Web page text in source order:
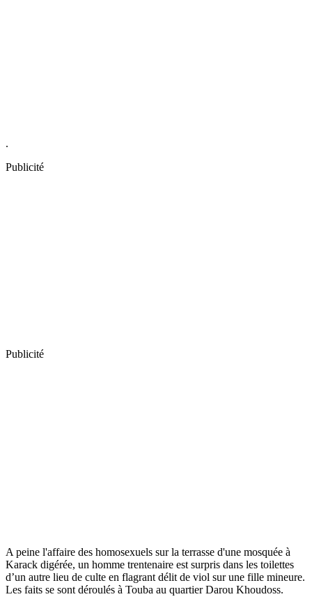
.
Publicité
Publicité
A peine l'affaire des homosexuels sur la terrasse d'une mosquée à
Karack digérée, un homme trentenaire est surpris dans les toilettes
d’un autre lieu de culte en flagrant délit de viol sur une fille mineure.
Les faits se sont déroulés à Touba au quartier Darou Khoudoss.